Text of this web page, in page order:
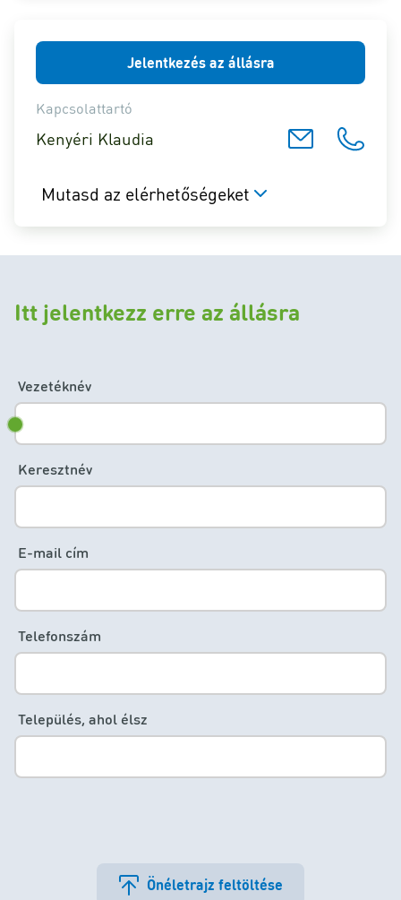
Jelentkezés az állásra
Kapcsolattartó
Kenyéri Klaudia
Mutasd az elérhetőségeket
Itt jelentkezz erre az állásra
Vezetéknév
Keresztnév
E-mail cím
Telefonszám
Település, ahol élsz
Önéletrajz feltöltése